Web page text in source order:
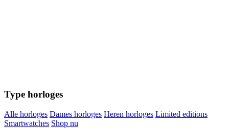
Type horloges
Alle horloges Dames horloges Heren horloges Limited editions
Smartwatches Shop nu